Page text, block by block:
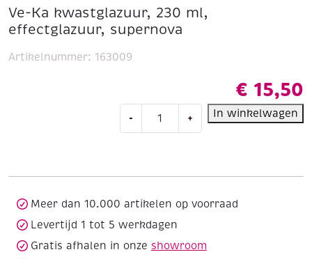
Ve-Ka kwastglazuur, 230 ml,
effectglazuur, supernova
€ 15,50
-
supernova
+ In winkelwagen
Artikelnummer: 163009
Meer dan 10.000 artikelen op voorraad
Levertijd 1 tot 5 werkdagen
Gratis afhalen in onze showroom